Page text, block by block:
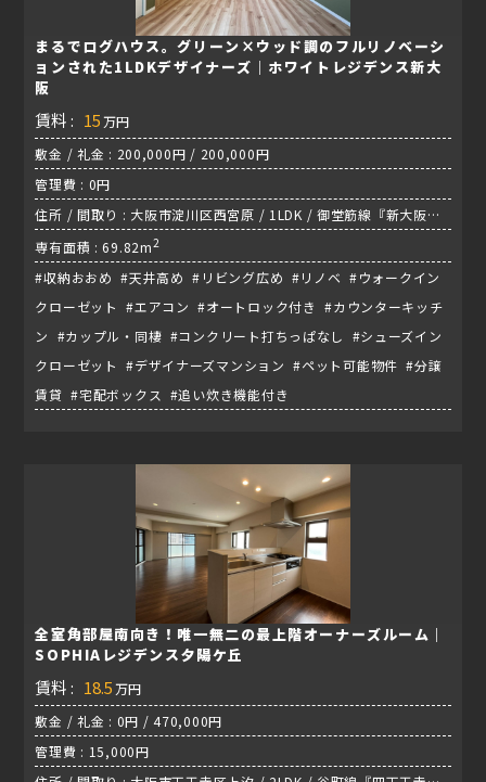
まるでログハウス。グリーン×ウッド調のフルリノベーシ
ョンされた1LDKデザイナーズ｜ホワイトレジデンス新大
阪
賃料 : 15 万円
敷金 / 礼金 : 200,000円 / 200,000円
管理費 : 0円
住所 / 間取り : 大阪市淀川区西宮原 / 1LDK / 御堂筋線『新大阪
駅』
専有面積 : 69.82m2
#収納おおめ #天井高め #リビング広め #リノベ #ウォークイン
クローゼット #エアコン #オートロック付き #カウンターキッチ
ン #カップル・同棲 #コンクリート打ちっぱなし #シューズイン
クローゼット #デザイナーズマンション #ペット可能物件 #分譲
賃貸 #宅配ボックス #追い炊き機能付き
全室角部屋南向き！唯一無二の最上階オーナーズルーム｜
SOPHIAレジデンス夕陽ケ丘
賃料 : 18.5 万円
敷金 / 礼金 : 0円 / 470,000円
管理費 : 15,000円